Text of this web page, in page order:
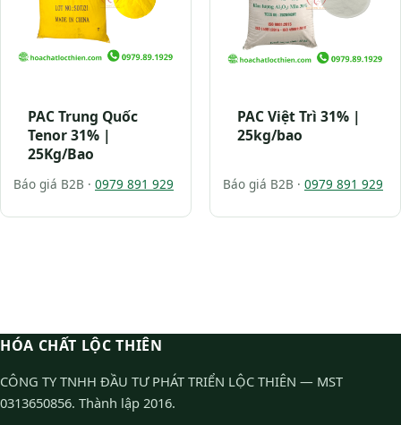
PAC Trung Quốc
Tenor 31% |
25Kg/Bao
Báo giá B2B · 0979 891 929
PAC Việt Trì 31% |
25kg/bao
Báo giá B2B · 0979 891 929
HÓA CHẤT LỘC THIÊN
CÔNG TY TNHH ĐẦU TƯ PHÁT TRIỂN LỘC THIÊN — MST
0313650856. Thành lập 2016.